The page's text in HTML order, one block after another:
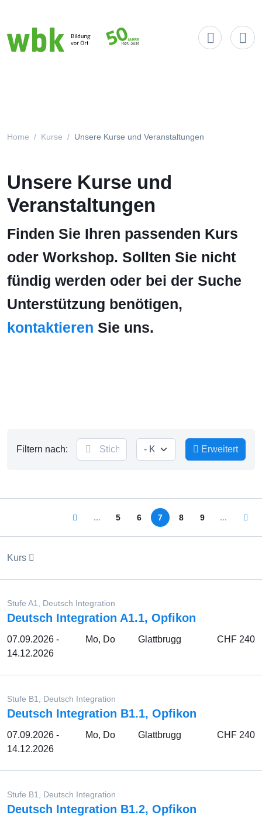
Main Navigation
Home Kurse Unsere Kurse und Veranstaltungen
Unsere Kurse und
Veranstaltungen
Finden Sie Ihren passenden Kurs
oder Workshop. Sollten Sie nicht
fündig werden oder bei der Suche
Unterstützung benötigen,
kontaktieren Sie uns.
Filtern nach: Erweitert
... 5 6 7 8 9 ...
Kurs
Stufe A1, Deutsch Integration
Deutsch Integration A1.1, Opfikon
07.09.2026 -
14.12.2026
Mo, Do Glattbrugg CHF 240
Stufe B1, Deutsch Integration
Deutsch Integration B1.1, Opfikon
07.09.2026 -
14.12.2026
Mo, Do Glattbrugg CHF 240
Stufe B1, Deutsch Integration
Deutsch Integration B1.2, Opfikon